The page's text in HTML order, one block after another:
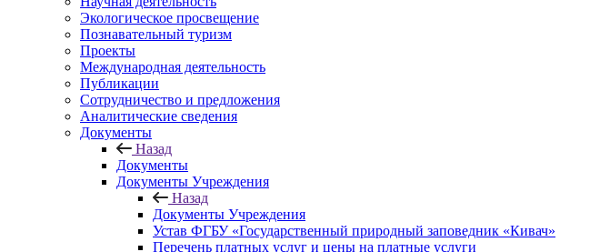
Экологическое просвещение
Познавательный туризм
Проекты
Международная деятельность
Публикации
Сотрудничество и предложения
Аналитические сведения
Документы
Назад
Документы
Документы Учреждения
Назад
Документы Учреждения
Устав ФГБУ «Государственный природный заповедник «Кивач»
Перечень платных услуг и цены на платные услуги